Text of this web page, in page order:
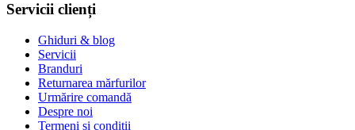
Servicii clienți
Ghiduri & blog
Servicii
Branduri
Returnarea mărfurilor
Urmărire comandă
Despre noi
Termeni și condiții